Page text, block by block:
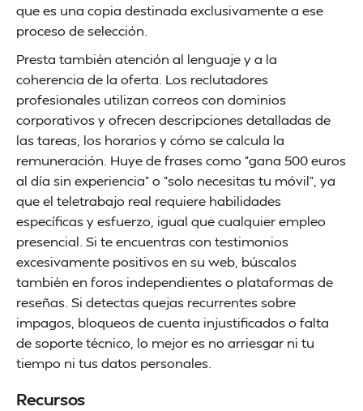
que es una copia destinada exclusivamente a ese
proceso de selección.
Presta también atención al lenguaje y a la
coherencia de la oferta. Los reclutadores
profesionales utilizan correos con dominios
corporativos y ofrecen descripciones detalladas de
las tareas, los horarios y cómo se calcula la
remuneración. Huye de frases como "gana 500 euros
al día sin experiencia" o "solo necesitas tu móvil", ya
que el teletrabajo real requiere habilidades
específicas y esfuerzo, igual que cualquier empleo
presencial. Si te encuentras con testimonios
excesivamente positivos en su web, búscalos
también en foros independientes o plataformas de
reseñas. Si detectas quejas recurrentes sobre
impagos, bloqueos de cuenta injustificados o falta
de soporte técnico, lo mejor es no arriesgar ni tu
tiempo ni tus datos personales.
Recursos